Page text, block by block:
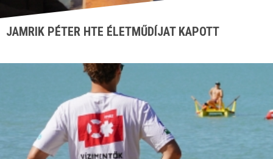
JAMRIK PÉTER HTE ÉLETMŰDÍJAT KAPOTT